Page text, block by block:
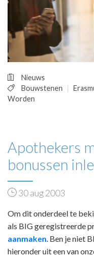
Nieuws
Bouwstenen
Worden
Apothekers
bonussen
30 aug 2003
Om dit onderdeel te
als BIG geregistreerde
aanmaken . Ben je niet
hieronder uit een van